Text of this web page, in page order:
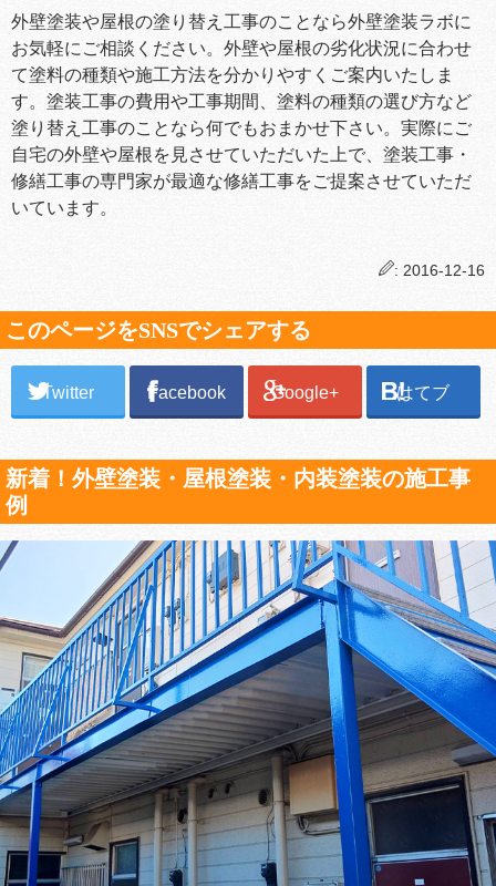
外壁塗装や屋根の塗り替え工事のことなら外壁塗装ラボに
お気軽にご相談ください。外壁や屋根の劣化状況に合わせ
て塗料の種類や施工方法を分かりやすくご案内いたしま
す。塗装工事の費用や工事期間、塗料の種類の選び方など
塗り替え工事のことなら何でもおまかせ下さい。実際にご
自宅の外壁や屋根を見させていただいた上で、塗装工事・
修繕工事の専門家が最適な修繕工事をご提案させていただ
いています。
: 2016-12-16
このページをSNSでシェアする
Twitter Facebook Google+ はてブ
新着！外壁塗装・屋根塗装・内装塗装の施工事
例